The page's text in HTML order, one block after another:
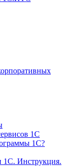
1С
1С?
1С. Инструкция.